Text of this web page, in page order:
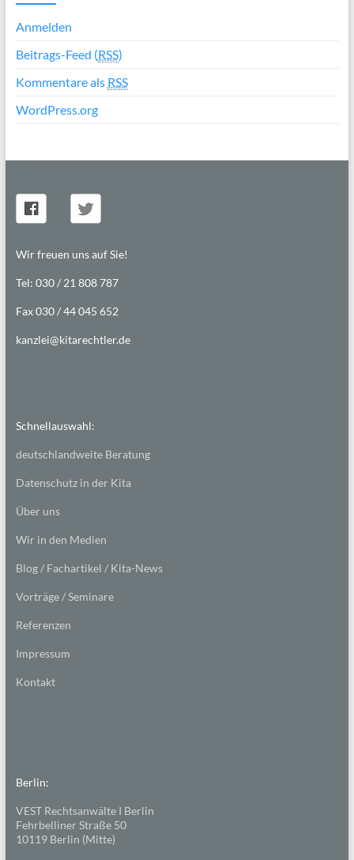
Anmelden
Beitrags-Feed (RSS)
Kommentare als RSS
WordPress.org
Wir freuen uns auf Sie!
Tel: 030 / 21 808 787
Fax 030 / 44 045 652
kanzlei@kitarechtler.de
Schnellauswahl:
deutschlandweite Beratung
Datenschutz in der Kita
Über uns
Wir in den Medien
Blog / Fachartikel / Kita-News
Vorträge / Seminare
Referenzen
Impressum
Kontakt
Berlin:
VEST Rechtsanwälte I Berlin
Fehrbelliner Straße 50
10119 Berlin (Mitte)